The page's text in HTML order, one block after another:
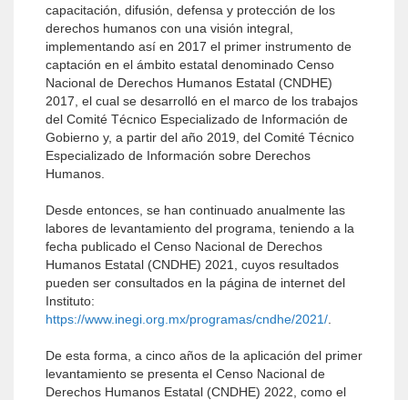
capacitación, difusión, defensa y protección de los
derechos humanos con una visión integral,
implementando así en 2017 el primer instrumento de
captación en el ámbito estatal denominado Censo
Nacional de Derechos Humanos Estatal (CNDHE)
2017, el cual se desarrolló en el marco de los trabajos
del Comité Técnico Especializado de Información de
Gobierno y, a partir del año 2019, del Comité Técnico
Especializado de Información sobre Derechos
Humanos.
Desde entonces, se han continuado anualmente las
labores de levantamiento del programa, teniendo a la
fecha publicado el Censo Nacional de Derechos
Humanos Estatal (CNDHE) 2021, cuyos resultados
pueden ser consultados en la página de internet del
Instituto:
https://www.inegi.org.mx/programas/cndhe/2021/
De esta forma, a cinco años de la aplicación del primer
levantamiento se presenta el Censo Nacional de
Derechos Humanos Estatal (CNDHE) 2022, como el